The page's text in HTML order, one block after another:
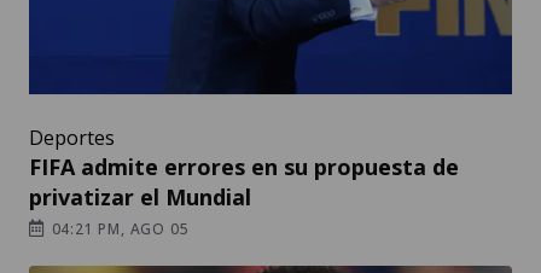
Deportes
FIFA admite errores en su propuesta de
privatizar el Mundial
04:21 PM, AGO 05